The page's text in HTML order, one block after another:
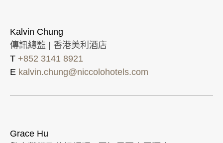
Kalvin Chung
傳訊總監 | 香港美利酒店
T +852 3141 8921
E kalvin.chung@niccolohotels.com
Grace Hu